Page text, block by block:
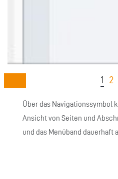
Über das Navigationssymbol
Ansicht von Seiten und
und das Menüband dauerhaft
1 2